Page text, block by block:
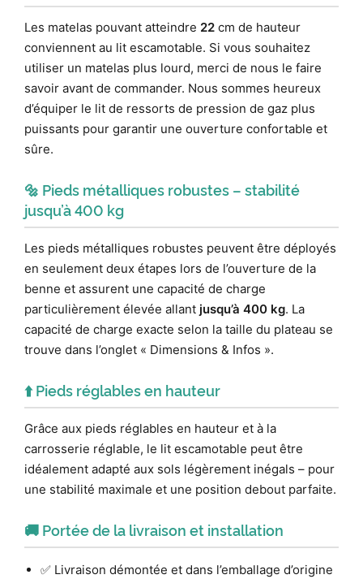
Les matelas pouvant atteindre 22 cm de hauteur
conviennent au lit escamotable. Si vous souhaitez
utiliser un matelas plus lourd, merci de nous le faire
savoir avant de commander. Nous sommes heureux
d’équiper le lit de ressorts de pression de gaz plus
puissants pour garantir une ouverture confortable et
sûre.
🔩 Pieds métalliques robustes – stabilité
jusqu’à 400 kg
Les pieds métalliques robustes peuvent être déployés
en seulement deux étapes lors de l’ouverture de la
benne et assurent une capacité de charge
particulièrement élevée allant jusqu’à 400 kg. La
capacité de charge exacte selon la taille du plateau se
trouve dans l’onglet « Dimensions & Infos ».
⬆️ Pieds réglables en hauteur
Grâce aux pieds réglables en hauteur et à la
carrosserie réglable, le lit escamotable peut être
idéalement adapté aux sols légèrement inégals – pour
une stabilité maximale et une position debout parfaite.
🚚 Portée de la livraison et installation
✅ Livraison démontée et dans l’emballage d’origine